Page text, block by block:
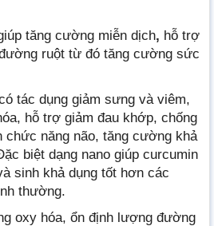
tăng cường miễn dịch, hỗ trợ
ruột từ đó tăng cường sức
tác dụng giảm sưng và viêm,
hỗ trợ giảm đau khớp, chống
chức năng não, tăng cường khả
biệt dạng nano giúp curcumin
sinh khả dụng tốt hơn các
thường.
oxy hóa, ổn định lượng đường